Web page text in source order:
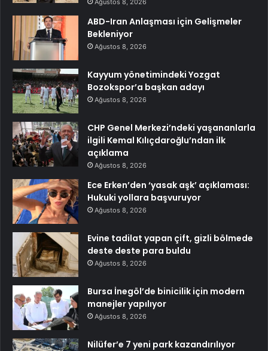
Ağustos 8, 2026
ABD-Iran Anlaşması için Gelişmeler
Bekleniyor
Ağustos 8, 2026
Kayyum yönetimindeki Yozgat
Bozokspor’a başkan adayı
Ağustos 8, 2026
CHP Genel Merkezi’ndeki yaşananlarla
ilgili Kemal Kılıçdaroğlu’ndan ilk
açıklama
Ağustos 8, 2026
Ece Erken’den ‘yasak aşk’ açıklaması:
Hukuki yollara başvuruyor
Ağustos 8, 2026
Evine tadilat yapan çift, gizli bölmede
deste deste para buldu
Ağustos 8, 2026
Bursa İnegöl’de binicilik için modern
manejler yapılıyor
Ağustos 8, 2026
Nilüfer’e 7 yeni park kazandırılıyor